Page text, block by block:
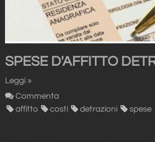
SPESE D'AFFITTO
Leggi »
Commenta
affitto
costi detrazioni spese